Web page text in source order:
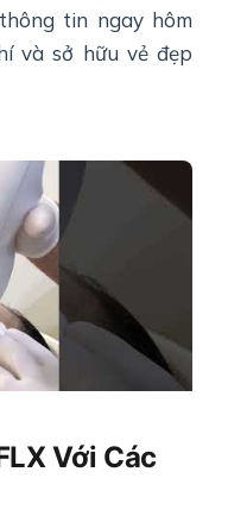
tin ngay hôm
và sở hữu vẻ đẹp
Với Các